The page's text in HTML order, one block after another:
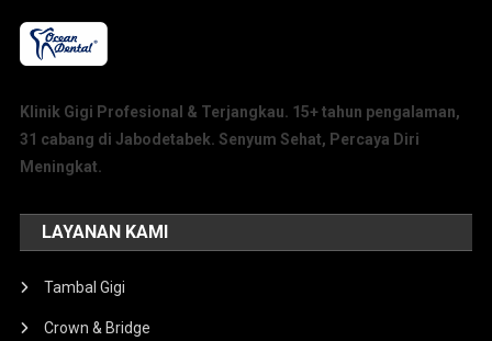
Klinik Gigi Profesional & Terjangkau. 15+ tahun pengalaman,
31 cabang di Jabodetabek. Senyum Sehat, Percaya Diri
Meningkat.
LAYANAN KAMI
Tambal Gigi
Crown & Bridge